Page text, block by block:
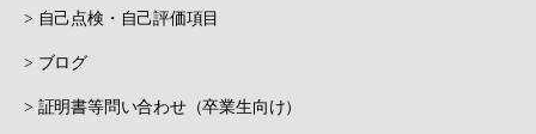
> 自己点検・自己評価項目
> ブログ
> 証明書等問い合わせ（卒業生向け）